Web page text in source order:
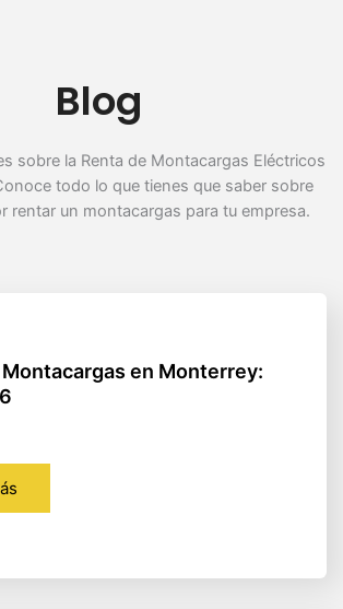
Blog
sobre la Renta de Montacargas Eléctricos
todo lo que tienes que saber sobre
rentar un montacargas para tu empresa.
en Monterrey: